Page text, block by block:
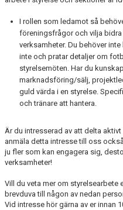
I rollen som ledamot så
föreningsfrågor och vilja
verksamheter. Du behöver
inte och pratar detaljer om
styrelsemöten. Har du
marknadsföring/sälj,
guld värda i en styrelse.
och tränare att hantera.
Är du intresserad av att delta
anmäla detta intresse till oss
ju fler som kan engagera sig,
verksamheter!
Vill du veta mer om styrelsearbete
brevduva till någon av nedan
Vid intresse hör gärna av er innan